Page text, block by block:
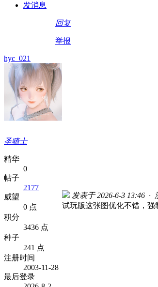
发消息
回复
举报
hyc_021
圣骑士
精华
0
帖子
2177
威望
0 点
积分
3436 点
种子
241 点
注册时间
2003-11-28
最后登录
发表于 2026-6-3 13:46 ·
试玩版这张图优化不错，